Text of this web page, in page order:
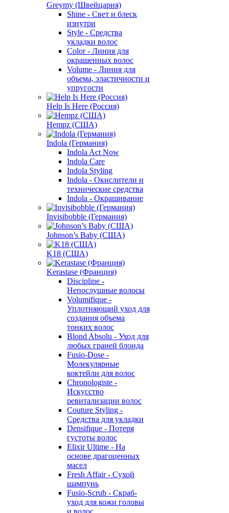
Greymy (Швейцария)
Shine - Свет и блеск
изнутри
Style - Средства
укладки волос
Color - Линия для
окрашенных волос
Volume - Линия для
объема, эластичности и
упругости
Help Is Here (Россия)
Hempz (США)
Indola (Германия)
Indola Act Now
Indola Care
Indola Styling
Indola - Окислители и
технические средства
Indola - Окрашивание
Invisibobble (Германия)
Johnson’s Baby (США)
K18 (США)
Kerastase (Франция)
Discipline -
Непослушные волосы
Volumifique -
Уплотняющий уход для
создания объема
тонких волос
Blond Absolu - Уход для
любых граней блонда
Fusio-Dose -
Молекулярные
коктейли для волос
Chronologiste -
Искусство
ревитализации волос
Couture Styling -
Средства для укладки
Densifique - Потеря
густоты волос
Elixir Ultime - На
основе драгоценных
масел
Fresh Affair - Сухой
шампунь
Fusio-Scrub - Скраб-
уход для кожи головы
и волос